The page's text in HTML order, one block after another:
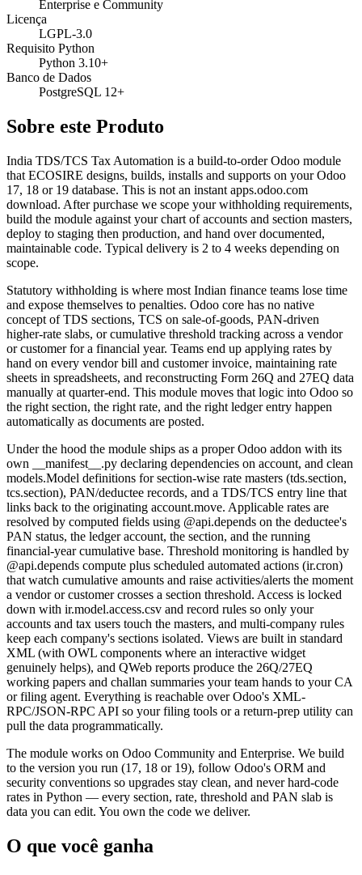
Enterprise e Community
Licença
LGPL-3.0
Requisito Python
Python 3.10+
Banco de Dados
PostgreSQL 12+
Sobre este Produto
India TDS/TCS Tax Automation is a build-to-order Odoo module
that ECOSIRE designs, builds, installs and supports on your Odoo
17, 18 or 19 database. This is not an instant apps.odoo.com
download. After purchase we scope your withholding requirements,
build the module against your chart of accounts and section masters,
deploy to staging then production, and hand over documented,
maintainable code. Typical delivery is 2 to 4 weeks depending on
scope.
Statutory withholding is where most Indian finance teams lose time
and expose themselves to penalties. Odoo core has no native
concept of TDS sections, TCS on sale-of-goods, PAN-driven
higher-rate slabs, or cumulative threshold tracking across a vendor
or customer for a financial year. Teams end up applying rates by
hand on every vendor bill and customer invoice, maintaining rate
sheets in spreadsheets, and reconstructing Form 26Q and 27EQ data
manually at quarter-end. This module moves that logic into Odoo so
the right section, the right rate, and the right ledger entry happen
automatically as documents are posted.
Under the hood the module ships as a proper Odoo addon with its
own __manifest__.py declaring dependencies on account, and clean
models.Model definitions for section-wise rate masters (tds.section,
tcs.section), PAN/deductee records, and a TDS/TCS entry line that
links back to the originating account.move. Applicable rates are
resolved by computed fields using @api.depends on the deductee's
PAN status, the ledger account, the section, and the running
financial-year cumulative base. Threshold monitoring is handled by
@api.depends compute plus scheduled automated actions (ir.cron)
that watch cumulative amounts and raise activities/alerts the moment
a vendor or customer crosses a section threshold. Access is locked
down with ir.model.access.csv and record rules so only your
accounts and tax users touch the masters, and multi-company rules
keep each company's sections isolated. Views are built in standard
XML (with OWL components where an interactive widget
genuinely helps), and QWeb reports produce the 26Q/27EQ
working papers and challan summaries your team hands to your CA
or filing agent. Everything is reachable over Odoo's XML-
RPC/JSON-RPC API so your filing tools or a return-prep utility can
pull the data programmatically.
The module works on Odoo Community and Enterprise. We build
to the version you run (17, 18 or 19), follow Odoo's ORM and
security conventions so upgrades stay clean, and never hard-code
rates in Python — every section, rate, threshold and PAN slab is
data you can edit. You own the code we deliver.
O que você ganha